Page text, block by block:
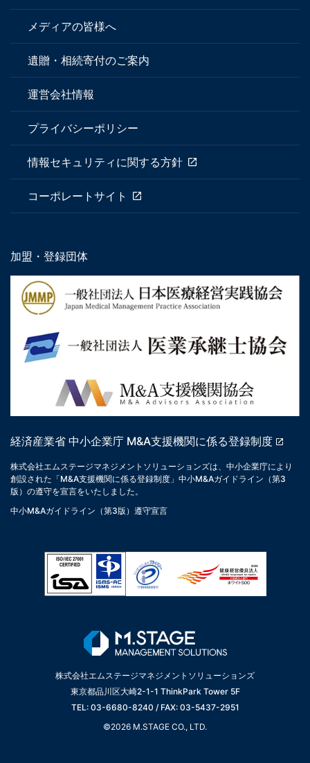
メディアの皆様へ
遺贈・相続寄付のご案内
運営会社情報
プライバシーポリシー
情報セキュリティに関する方針
コーポレートサイト
加盟・登録団体
経済産業省 中小企業庁 M&A支援機関に係る登録制度
株式会社エムステージマネジメントソリューションズは、中小企業庁により
創設された「M&A支援機関に係る登録制度」中小M&Aガイドライン（第3
版）の遵守を宣言をいたしました。
中小M&Aガイドライン（第3版）遵守宣言
株式会社エムステージマネジメントソリューションズ
東京都品川区大崎2-1-1 ThinkPark Tower 5F
TEL: 03-6680-8240 / FAX: 03-5437-2951
©2026 M.STAGE CO., LTD.